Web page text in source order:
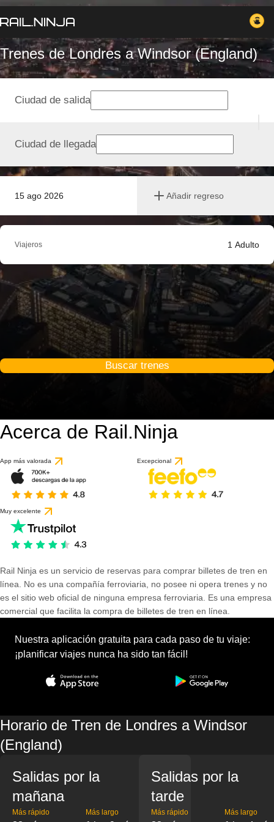
Trenes de Londres a Windsor (England)
15 ago 2026 Añadir regreso
Ciudad de salida
Ciudad de llegada
Viajeros 1 Adulto
Buscar trenes
Acerca de Rail.Ninja
App más valorada Excepcional
Muy excelente
Rail Ninja es un servicio de reservas para comprar billetes de tren en
línea. No es una compañía ferroviaria, no posee ni opera trenes y no
es el sitio web oficial de ninguna empresa ferroviaria. Es una empresa
comercial que facilita la compra de billetes de tren en línea.
Nuestra aplicación gratuita para cada paso de tu viaje:
¡planificar viajes nunca ha sido tan fácil!
Horario de Tren de Londres a Windsor
(England)
Salidas por la
mañana
Más rápido Más largo
Salidas por la
tarde
Más rápido Más largo